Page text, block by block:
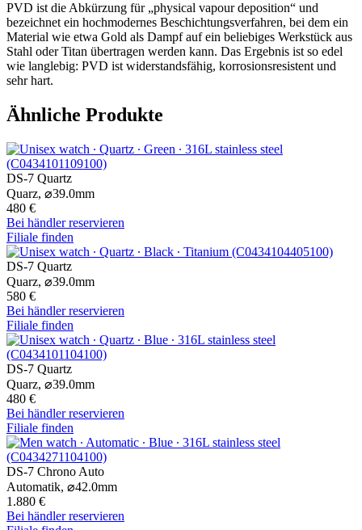
PVD ist die Abkürzung für „physical vapour deposition“ und
bezeichnet ein hochmodernes Beschichtungsverfahren, bei dem ein
Material wie etwa Gold als Dampf auf ein beliebiges Werkstück aus
Stahl oder Titan übertragen werden kann. Das Ergebnis ist so edel
wie langlebig: PVD ist widerstandsfähig, korrosionsresistent und
sehr hart.
Ähnliche Produkte
DS-7 Quartz
Quarz, ⌀39.0mm
480 €
Bei händler reservieren
Filiale finden
DS-7 Quartz
Quarz, ⌀39.0mm
580 €
Bei händler reservieren
Filiale finden
DS-7 Quartz
Quarz, ⌀39.0mm
480 €
Bei händler reservieren
Filiale finden
DS-7 Chrono Auto
Automatik, ⌀42.0mm
1.880 €
Bei händler reservieren